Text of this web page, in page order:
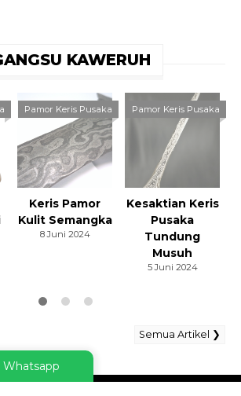
KAWERUH
Pamor Keris Pusaka
Keris Pamor
Kulit Semangka
8 Juni 2024
Pamor Keris Pusaka
Kesaktian Keris
Pusaka
Tundung
Musuh
5 Juni 2024
Semua Artikel ❯
Whatsapp